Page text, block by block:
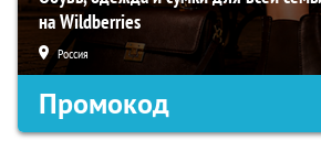
на Wildberries
Россия
Промокод